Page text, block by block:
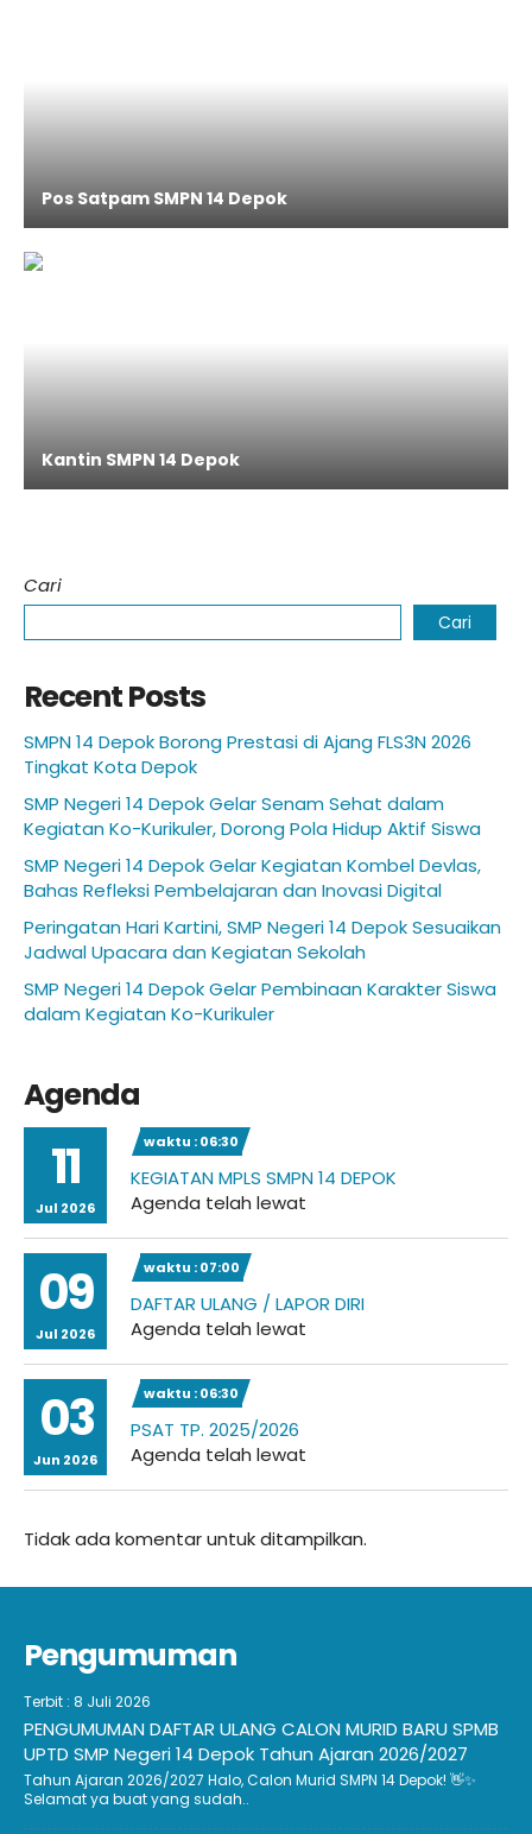
Pos Satpam SMPN 14 Depok
Kantin SMPN 14 Depok
Cari
Cari
Recent Posts
SMPN 14 Depok Borong Prestasi di Ajang FLS3N 2026
Tingkat Kota Depok
SMP Negeri 14 Depok Gelar Senam Sehat dalam
Kegiatan Ko-Kurikuler, Dorong Pola Hidup Aktif Siswa
SMP Negeri 14 Depok Gelar Kegiatan Kombel Devlas,
Bahas Refleksi Pembelajaran dan Inovasi Digital
Peringatan Hari Kartini, SMP Negeri 14 Depok Sesuaikan
Jadwal Upacara dan Kegiatan Sekolah
SMP Negeri 14 Depok Gelar Pembinaan Karakter Siswa
dalam Kegiatan Ko-Kurikuler
Agenda
11
Jul 2026
waktu : 06:30
KEGIATAN MPLS SMPN 14 DEPOK
Agenda telah lewat
09
Jul 2026
waktu : 07:00
DAFTAR ULANG / LAPOR DIRI
Agenda telah lewat
03
Jun 2026
waktu : 06:30
PSAT TP. 2025/2026
Agenda telah lewat
Tidak ada komentar untuk ditampilkan.
Pengumuman
Terbit : 8 Juli 2026
PENGUMUMAN DAFTAR ULANG CALON MURID BARU SPMB
UPTD SMP Negeri 14 Depok Tahun Ajaran 2026/2027
Tahun Ajaran 2026/2027 Halo, Calon Murid SMPN 14 Depok! 👋✨
Selamat ya buat yang sudah..